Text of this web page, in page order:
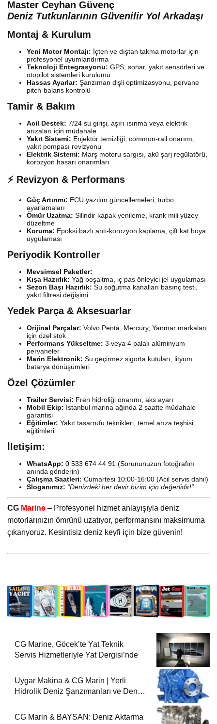
Master Ceyhan Güvenç
Deniz Tutkunlarının Güvenilir Yol Arkadaşı
Montaj & Kurulum
Yeni Motor Montajı: İçten ve dıştan takma motorlar için
profesyonel uyumlandırma
Teknoloji Entegrasyonu: GPS, sonar, yakıt sensörleri ve
otopilot sistemleri kurulumu
Hassas Ayarlar: Şanzıman dişli optimizasyonu, pervane
pitch-balans kontrolü
Tamir & Bakım
Acil Destek: 7/24 su girişi, aşırı ısınma veya elektrik
arızaları için müdahale
Yakıt Sistemi: Enjektör temizliği, common-rail onarımı,
yakıt pompası revizyonu
Elektrik Sistemi: Marş motoru sargısı, akü şarj regülatörü,
korozyon hasarı onarımları
⚡ Revizyon & Performans
Güç Artırımı: ECU yazılım güncellemeleri, turbo
ayarlamaları
Ömür Uzatma: Silindir kapak yenileme, krank mili yüzey
düzeltme
Koruma: Epoksi bazlı anti-korozyon kaplama, çift kat boya
uygulaması
Periyodik Kontroller
Mevsimsel Paketler:
Kışa Hazırlık: Yağ boşaltma, iç pas önleyici jel uygulaması
Sezon Başı Hazırlık: Su soğutma kanalları basınç testi,
yakıt filtresi değişimi
Yedek Parça & Aksesuarlar
Orijinal Parçalar: Volvo Penta, Mercury, Yanmar markaları
için özel stok
Performans Yükseltme: 3 veya 4 palalı alüminyum
pervaneler
Marin Elektronik: Su geçirmez sigorta kutuları, lityum
batarya dönüşümleri
Özel Çözümler
Trailer Servisi: Fren hidroliği onarımı, aks ayarı
Mobil Ekip: İstanbul marina ağında 2 saatte müdahale
garantisi
Eğitimler: Yakıt tasarrufu teknikleri, temel arıza teşhisi
eğitimleri
İletişim:
WhatsApp: 0 533 674 44 91 (Sorununuzun fotoğrafını
anında gönderin)
Çalışma Saatleri: Cumartesi 10:00-16:00 (Acil servis dahil)
Sloganımız: “Denizdeki her devir bizim için değerlidir!”
CG Marine – Profesyonel hizmet anlayışıyla deniz
motorlarınızın ömrünü uzatıyor, performansını maksimuma
çıkarıyoruz. Kesintisiz deniz keyfi için bize güvenin!
CG Marine, Göcek’te Yat Teknik
Servis Hizmetleriyle Yat Dergisi’nde
Uygar Makina & CG Marin | Yerli
Hidrolik Deniz Şanzımanları ve Deniz
CG Marin & BAYSAN: Deniz Aktarma